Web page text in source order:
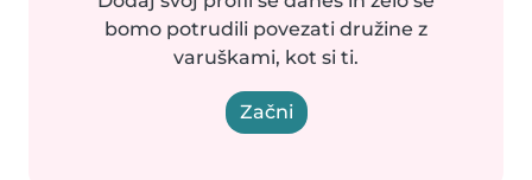
bomo potrudili povezati družine z
varuškami, kot si ti.
Začni